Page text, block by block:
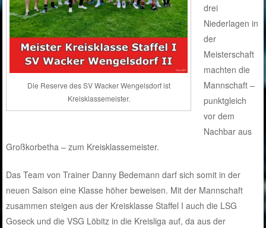
Die Reserve des SV Wacker Wengelsdorf ist
Kreisklassemeister.
drei
Niederlagen in
der
Meisterschaft
machten die
Mannschaft –
punktgleich
vor dem
Nachbar aus
Großkorbetha – zum Kreisklassemeister.
Das Team von Trainer Danny Bedemann darf sich somit in der
neuen Saison eine Klasse höher beweisen. Mit der Mannschaft
zusammen steigen aus der Kreisklasse Staffel I auch die LSG
Goseck und die VSG Löbitz in die Kreisliga auf, da aus der